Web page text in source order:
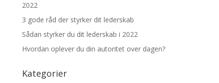
2022
3 gode råd der styrker dit lederskab
Sådan styrker du dit lederskab i 2022
Hvordan oplever du din autoritet over dagen?
Kategorier